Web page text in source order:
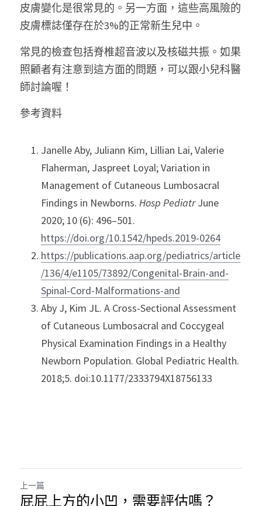
皮膚變化是很常見的。另一方面，這些高風險的
皮膚標誌僅存在於3%的正常新生兒中。
常見的檢查包括脊椎超音波以及核磁共振。如果
照顧者有注意到這方面的問題，可以跟小兒科醫
師討論喔！
參考資料
Janelle Aby, Juliann Kim, Lillian Lai, Valerie
Flaherman, Jaspreet Loyal; Variation in
Management of Cutaneous Lumbosacral
Findings in Newborns. Hosp Pediatr June
https://doi.org/10.1542/hpeds.2019-0264
https://publications.aap.org/pediatrics/article
/136/4/e1105/73892/Congenital-Brain-and-
Spinal-Cord-Malformations-and
Aby J, Kim JL. A Cross-Sectional Assessment
of Cutaneous Lumbosacral and Coccygeal
Physical Examination Findings in a Healthy
Newborn Population. Global Pediatric Health.
2018;5. doi:10.1177/2333794X18756133
上一篇
屁屁上方的小凹，需要評估嗎？